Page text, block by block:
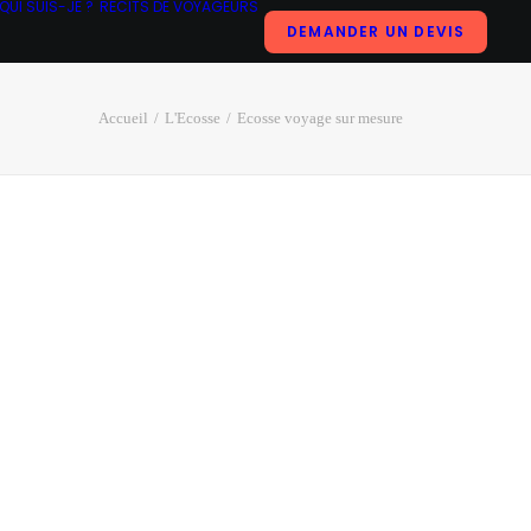
QUI SUIS-JE ? RÉCITS DE VOYAGEURS
DEMANDER UN DEVIS
Accueil L'Ecosse Ecosse voyage sur mesure